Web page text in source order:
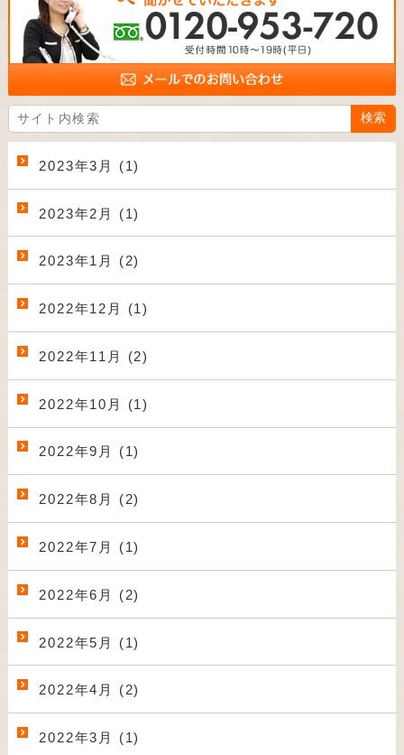
2023年3月 (1)
2023年2月 (1)
2023年1月 (2)
2022年12月 (1)
2022年11月 (2)
2022年10月 (1)
2022年9月 (1)
2022年8月 (2)
2022年7月 (1)
2022年6月 (2)
2022年5月 (1)
2022年4月 (2)
2022年3月 (1)